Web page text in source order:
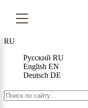
RU
Русский RU
English EN
Deutsch DE